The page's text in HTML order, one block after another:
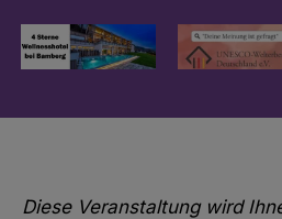
Diese Veranstaltung wird